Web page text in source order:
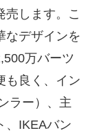
売します。こ
なデザインを
万バーツ
も良く、イン
ラー）、主
、IKEAバン